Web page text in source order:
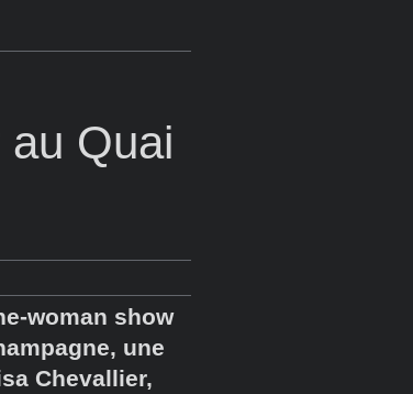
au Quai
woman show
une
Chevallier,